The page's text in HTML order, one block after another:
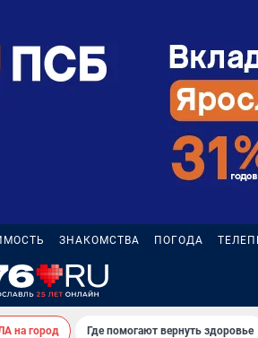
ЗНАКОМСТВА ПОГОДА
на город Где помогают вернуть здоровье